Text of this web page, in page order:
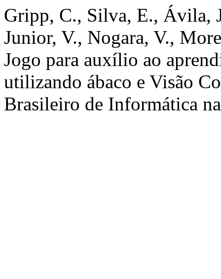
Gripp, C., Silva, E., Ávila,
Junior, V., Nogara, V.,
Jogo para auxílio ao
utilizando ábaco e Visão
Brasileiro de Informática